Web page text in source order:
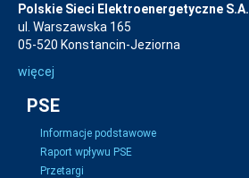
Polskie Sieci Elektroenergetyczne S.A.
ul. Warszawska 165
05-520 Konstancin-Jeziorna
więcej
PSE
Informacje podstawowe
Raport wpływu PSE
Przetargi